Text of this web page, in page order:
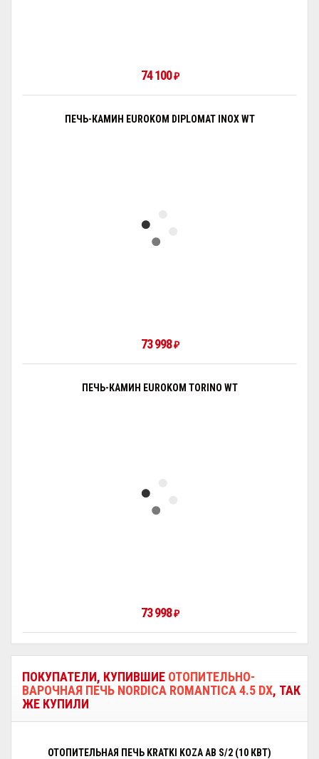
74 100₽
ПЕЧЬ-КАМИН EUROKOM DIPLOMAT INOX WT
73 998₽
ПЕЧЬ-КАМИН EUROKOM TORINO WT
73 998₽
ПОКУПАТЕЛИ, КУПИВШИЕ ОТОПИТЕЛЬНО-
ВАРОЧНАЯ ПЕЧЬ NORDICA ROMANTICA 4.5 DX, ТАК
ЖЕ КУПИЛИ
ОТОПИТЕЛЬНАЯ ПЕЧЬ KRATKI KOZA AB S/2 (10 КВТ)